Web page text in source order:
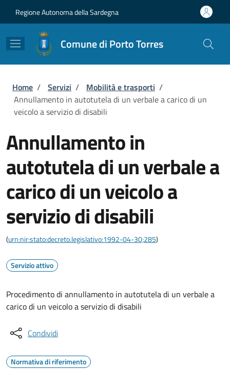
Regione Autonoma della Sardegna
Comune di Porto Torres
Briciole di pane
Home / Servizi / Mobilità e trasporti /
Annullamento in autotutela di un verbale a carico di un
veicolo a servizio di disabili
Annullamento in
autotutela di un verbale a
carico di un veicolo a
servizio di disabili
(urn:nir:stato:decreto.legislativo:1992-04-30;285)
Servizio attivo
Procedimento di annullamento in autotutela di un verbale a
carico di un veicolo a servizio di disabili
Condividi
Normativa di riferimento